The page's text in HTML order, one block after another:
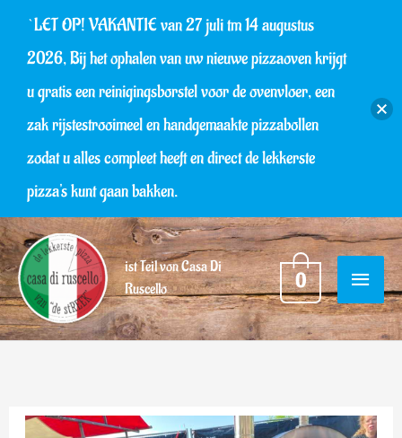
inhoud
ist Teil von Casa Di
Ruscello
0
Cortenstaal
`LET OP! VAKANTIE van 27 juli tm 14 augustus
2026, Bij het ophalen van uw nieuwe pizzaoven krijgt
u gratis een reinigingsborstel voor de ovenvloer, een
zak rijstestrooimeel en handgemaakte pizzabollen
zodat u alles compleet heeft en direct de lekkerste
pizza's kunt gaan bakken.